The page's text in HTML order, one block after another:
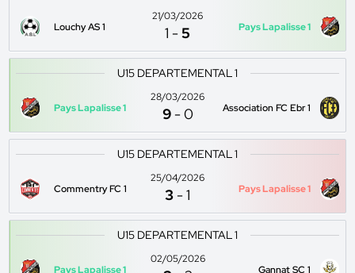
Louchy AS 1
21/03/2026
1 -5 Pays Lapalisse 1
U15 DEPARTEMENTAL 1
Pays Lapalisse 1
28/03/2026
9 -0 Association FC Ebr 1
U15 DEPARTEMENTAL 1
Commentry FC 1
25/04/2026
3 -1 Pays Lapalisse 1
U15 DEPARTEMENTAL 1
Pays Lapalisse 1
02/05/2026
Gannat SC 1